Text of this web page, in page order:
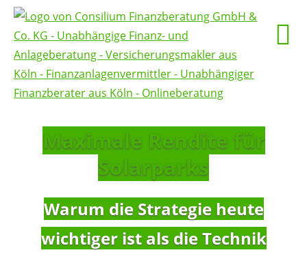
Maximale Rendite für
Solarparks
Warum die Strategie heute
wichtiger ist als die Technik